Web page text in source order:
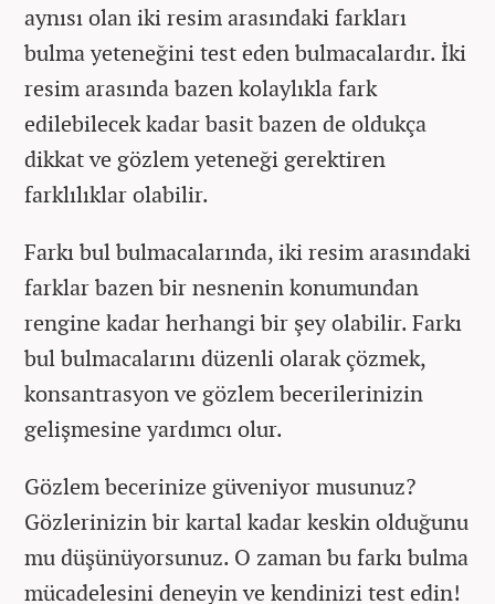
aynısı olan iki resim arasındaki farkları
bulma yeteneğini test eden bulmacalardır. İki
resim arasında bazen kolaylıkla fark
edilebilecek kadar basit bazen de oldukça
dikkat ve gözlem yeteneği gerektiren
farklılıklar olabilir.
Farkı bul bulmacalarında, iki resim arasındaki
farklar bazen bir nesnenin konumundan
rengine kadar herhangi bir şey olabilir. Farkı
bul bulmacalarını düzenli olarak çözmek,
konsantrasyon ve gözlem becerilerinizin
gelişmesine yardımcı olur.
Gözlem becerinize güveniyor musunuz?
Gözlerinizin bir kartal kadar keskin olduğunu
mu düşünüyorsunuz. O zaman bu farkı bulma
mücadelesini deneyin ve kendinizi test edin!